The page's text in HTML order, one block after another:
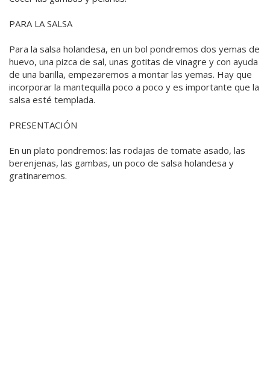
PARA LA SALSA
Para la salsa holandesa, en un bol pondremos dos yemas de
huevo, una pizca de sal, unas gotitas de vinagre y con ayuda
de una barilla, empezaremos a montar las yemas. Hay que
incorporar la mantequilla poco a poco y es importante que la
salsa esté templada.
PRESENTACIÓN
En un plato pondremos: las rodajas de tomate asado, las
berenjenas, las gambas, un poco de salsa holandesa y
gratinaremos.